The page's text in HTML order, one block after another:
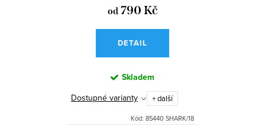
od790 Kč
DETAIL
Skladem
Dostupné varianty + další
Kód: 85440 SHARK/18